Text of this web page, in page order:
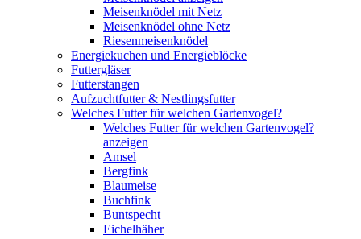
Meisenknödel mit Netz
Meisenknödel ohne Netz
Riesenmeisenknödel
Energiekuchen und Energieblöcke
Futtergläser
Futterstangen
Aufzuchtfutter & Nestlingsfutter
Welches Futter für welchen Gartenvogel?
Welches Futter für welchen Gartenvogel?
anzeigen
Amsel
Bergfink
Blaumeise
Buchfink
Buntspecht
Eichelhäher